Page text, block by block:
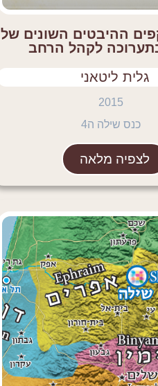
ההיבטים השונים של
לקהל הרחב
גלית ליטאני
2015
כנס שילה ה4
לצפיה מלאה